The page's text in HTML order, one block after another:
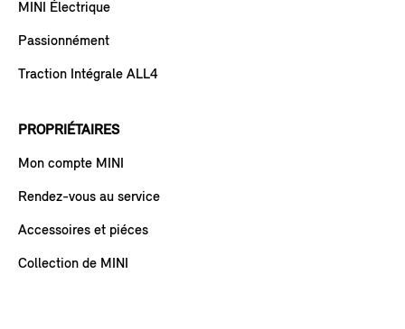
MINI Électrique
Passionnément
Traction Intégrale ALL4
PROPRIÉTAIRES
Mon compte MINI
Rendez-vous au service
Accessoires et piéces
Collection de MINI